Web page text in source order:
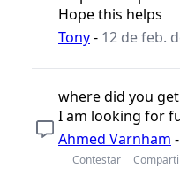
Hope this helps
Tony- 12 de feb.
where did you
I am looking for
Ahmed Varnham -
Contestar